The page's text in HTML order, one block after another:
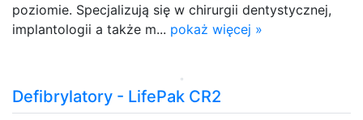
poziomie. Specjalizują się w chirurgii dentystycznej,
implantologii a także m... pokaż więcej »
Defibrylatory - LifePak CR2